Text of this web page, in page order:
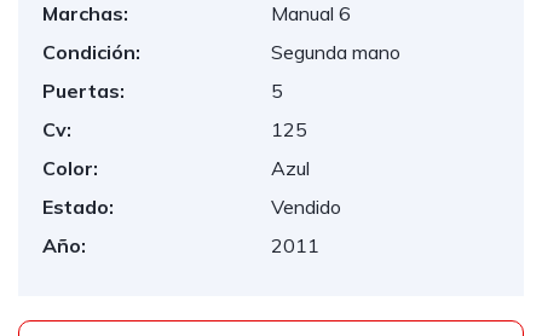
Marchas:
Manual 6
Condición:
Segunda mano
Puertas:
5
Cv:
125
Color:
Azul
Estado:
Vendido
Año:
2011